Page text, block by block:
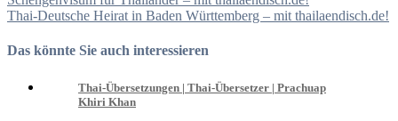
Thai-Deutsche Heirat in Baden Württemberg – mit thailaendisch.de!
Das könnte Sie auch interessieren
Thai-Übersetzungen | Thai-Übersetzer | Prachuap
Khiri Khan